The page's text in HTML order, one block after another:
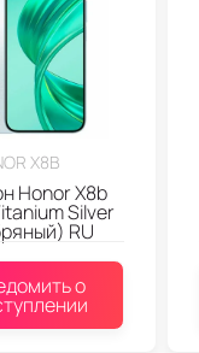
X8B
Honor X8b
Silver
RU
о